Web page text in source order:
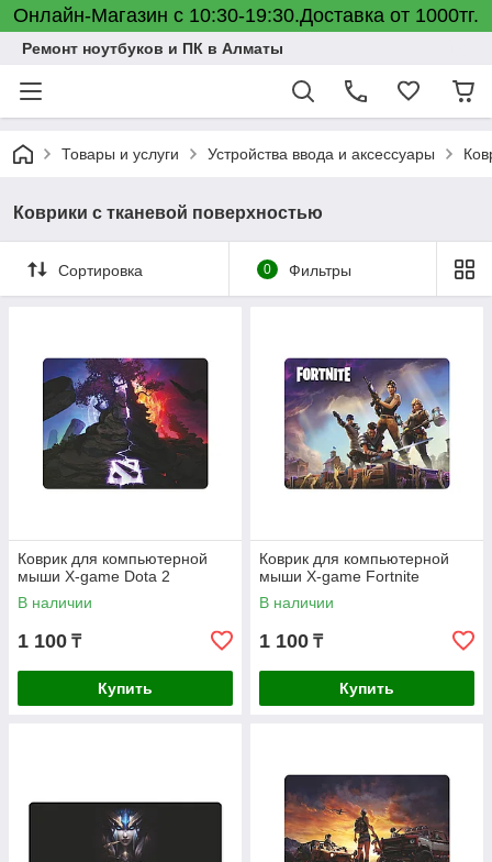
Онлайн-Магазин с 10:30-19:30.Доставка от 1000тг.
Ремонт ноутбуков и ПК в Алматы
Товары и услуги Устройства ввода и аксессуары
Коврики с тканевой поверхностью
Сортировка 0 Фильтры
Коврик для компьютерной
мыши X-game Dota 2
В наличии
1 100 ₸
Купить
Коврик для компьютерной
мыши X-game Fortnite
В наличии
1 100 ₸
Купить